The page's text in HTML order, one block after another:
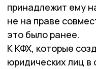
принадлежит ему
не на праве
это было ранее.
К КФХ, которые
юридических лиц в